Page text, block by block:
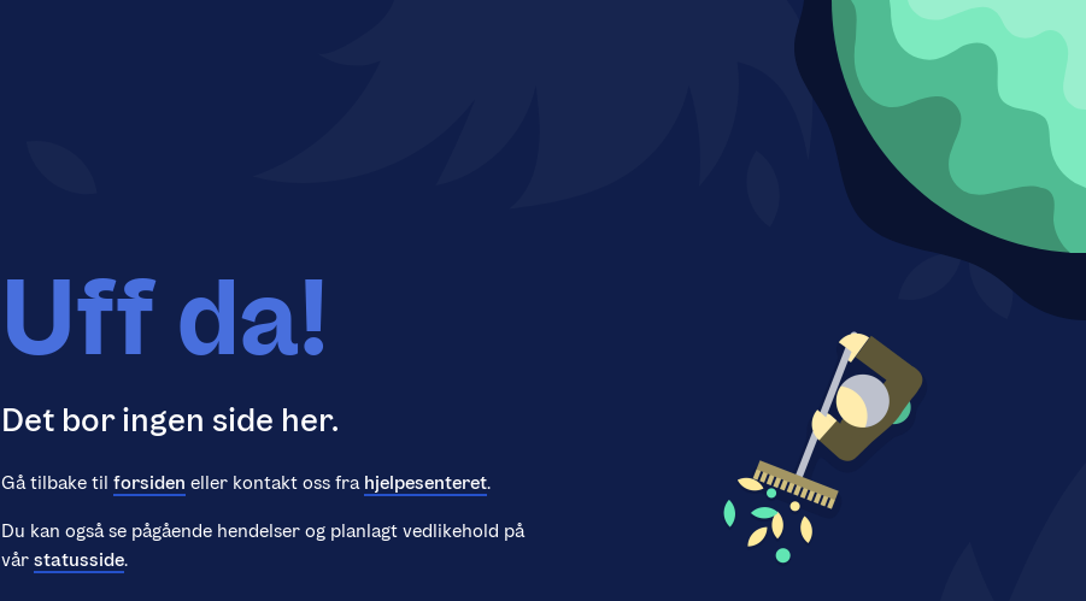
Uff da!
Det bor ingen side her.
Gå tilbake til forsiden eller kontakt oss fra hjelpesenteret.
Du kan også se pågående hendelser og planlagt vedlikehold på
vår statusside.